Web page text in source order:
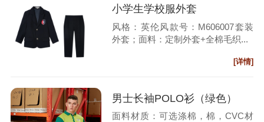
小学生学校服外套
风格：英伦风款号：M606007套装
外套；面料：定制外套+全棉毛织...
[详情]
男士长袖POLO衫（绿色）
面料材质：可选涤棉，棉，CVC材